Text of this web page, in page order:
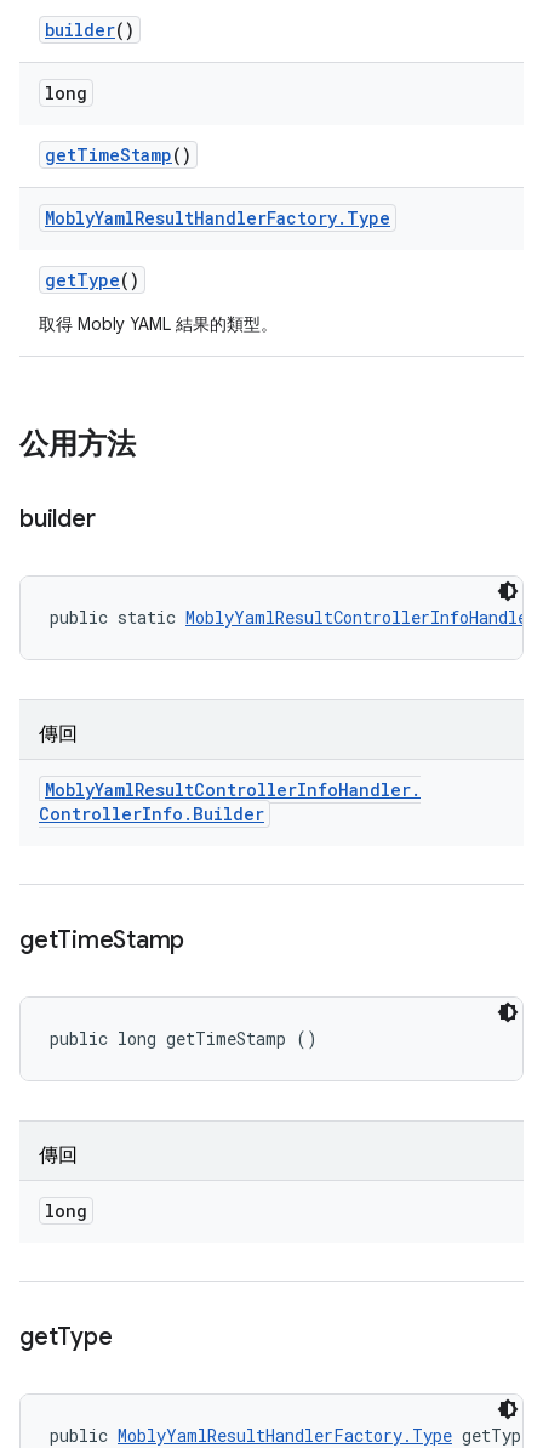
builder()
long
getTimeStamp()
MoblyYamlResultHandlerFactory. Type
getType()
取得 Mobly YAML 結果的類型。
公用方法
builder
public static
傳回
MoblyYamlResultControllerInfoHandler.
ControllerInfo . Builder
getTimeStamp
public long getTimeStamp ()
傳回
long
getType
public MoblyYamlResultHandlerFactory.Type